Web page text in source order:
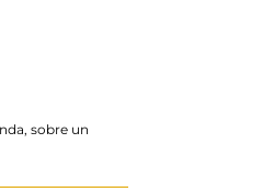
sobre un